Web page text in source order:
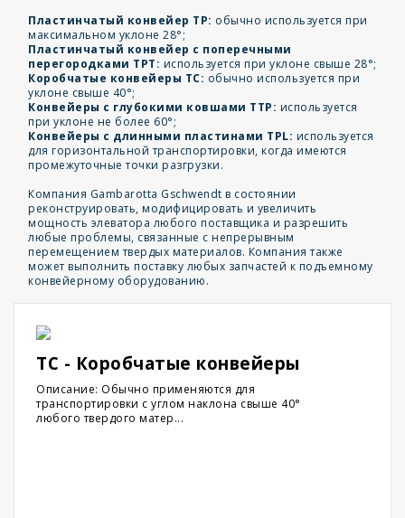
Пластинчатый конвейер TP: обычно используется при
максимальном уклоне 28°;
Пластинчатый конвейер с поперечными
перегородками TPT: используется при уклоне свыше 28°;
Коробчатые конвейеры TC: обычно используется при
уклоне свыше 40°;
Конвейеры с глубокими ковшами TTP: используется
при уклоне не более 60°;
Конвейеры с длинными пластинами TPL: используется
для горизонтальной транспортировки, когда имеются
промежуточные точки разгрузки.
Компания Gambarotta Gschwendt в состоянии
реконструировать, модифицировать и увеличить
мощность элеватора любого поставщика и разрешить
любые проблемы, связанные с непрерывным
перемещением твердых материалов. Компания также
может выполнить поставку любых запчастей к подъемному
конвейерному оборудованию.
TC - Коробчатые конвейеры
Описание: Обычно применяются для
транспортировки с углом наклона свыше 40°
любого твердого матер...